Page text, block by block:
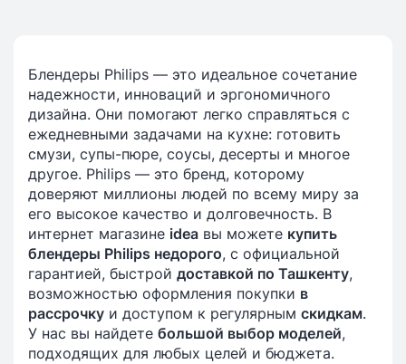
Блендеры Philips — это идеальное сочетание
надежности, инноваций и эргономичного
дизайна. Они помогают легко справляться с
ежедневными задачами на кухне: готовить
смузи, супы-пюре, соусы, десерты и многое
другое. Philips — это бренд, которому
доверяют миллионы людей по всему миру за
его высокое качество и долговечность. В
интернет магазине idea вы можете купить
блендеры Philips недорого, с официальной
гарантией, быстрой доставкой по Ташкенту,
возможностью оформления покупки в
рассрочку и доступом к регулярным скидкам.
У нас вы найдете большой выбор моделей,
подходящих для любых целей и бюджета.